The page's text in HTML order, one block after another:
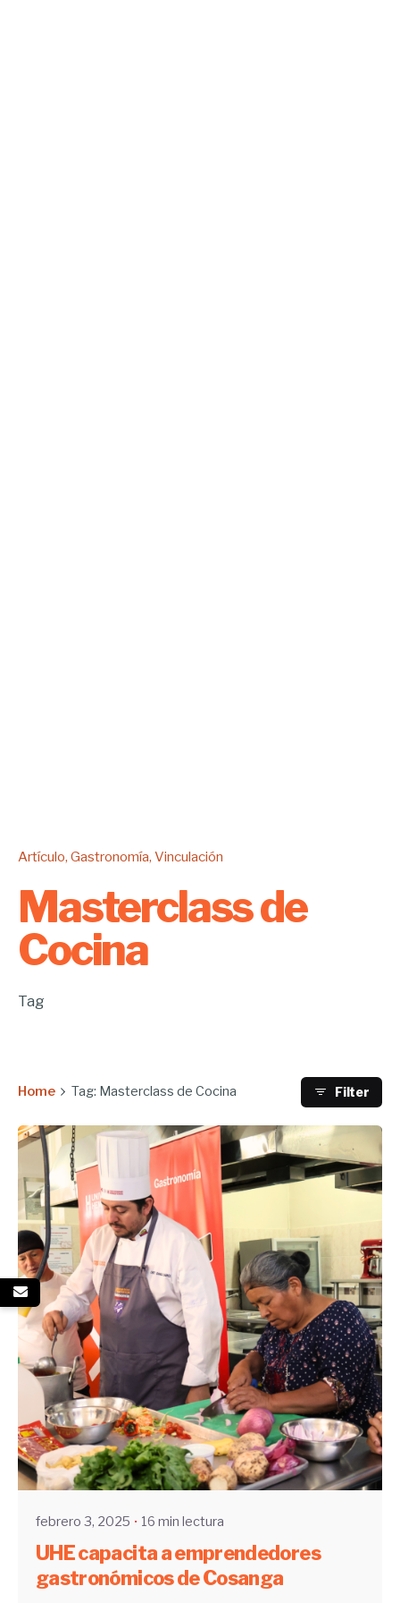
Artículo Gastronomía Vinculación
Masterclass de
Cocina
Tag
Home Tag: Masterclass de Cocina Filter
Enviado por
UHE
febrero 3, 2025 16 min lectura
UHE capacita a emprendedores
gastronómicos de Cosanga